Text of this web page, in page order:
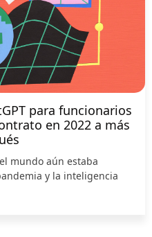
para funcionarios
en 2022 a más
mundo aún estaba
y la inteligencia